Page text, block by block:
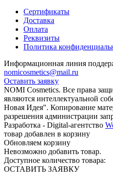
Сертификаты
Доставка
Оплата
Реквизиты
Политика
Информационная линия
nomicosmetics@mail.ru
Оставить заявку
NOMI Сosmetics. Все права
являются интеллектуальной
Новая Идея". Копирование
разрешения администрации
Разработка - Digital-агентство
товар добавлен в корзину
Обновляем корзину
Невозможно добавить товар.
Доступное количество товара:
ОСТАВИТЬ ЗАЯВКУ